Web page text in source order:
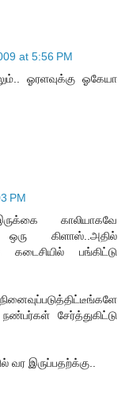
at 5:56 PM
ஓரளவுக்கு ஓகேயா
PM
காலியாகவே
கிளாஸ்..அதில்
பங்கிட்டு
சேர்த்துகிட்டு
இருப்பதற்க்கு..